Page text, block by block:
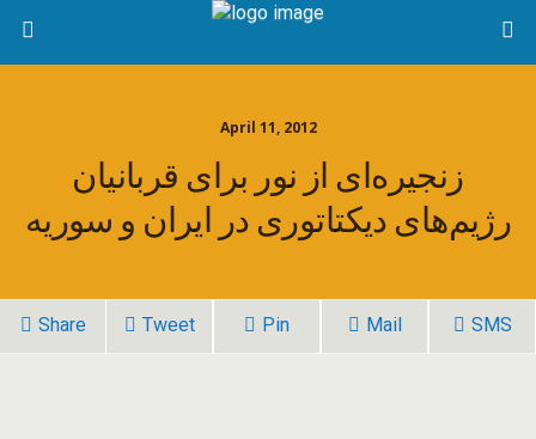
April 11, 2012
زنجیره‌‌ای از نور برای قربانیان
رژیم‌های دیکتاتوری در ایران و سوریه
Share Tweet Pin Mail SMS